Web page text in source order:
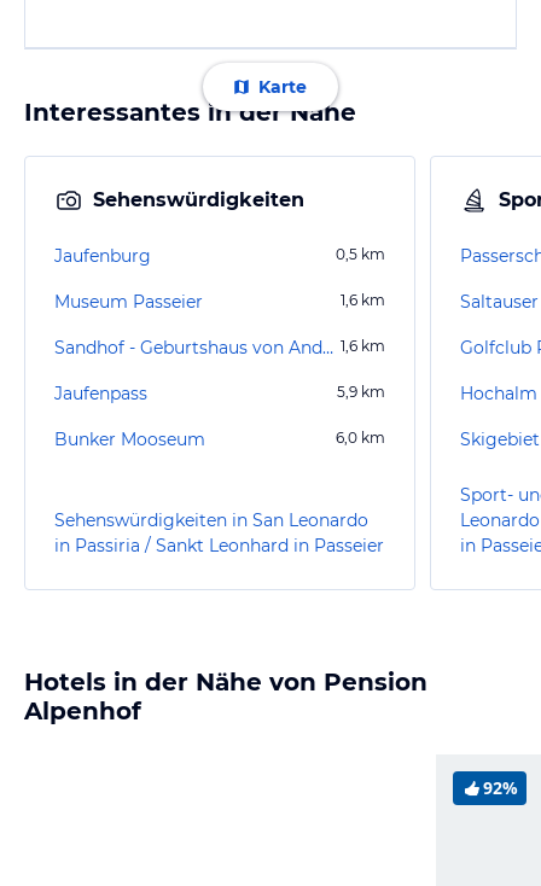
Karte
Interessantes in der Nähe
Sehenswürdigkeiten
Jaufenburg 0,5 km
Museum Passeier 1,6 km
Sandhof - Geburtshaus von Andreas Hofer 1,6 km
Jaufenpass 5,9 km
Bunker Mooseum 6,0 km
Sehenswürdigkeiten in San Leonardo
in Passiria / Sankt Leonhard in Passeier
Golfclub
Hochalm
Sport-
in
Hotels in der Nähe von Pension
Alpenhof
92%